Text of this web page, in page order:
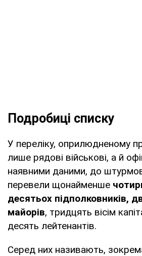
Подробиці списку
У переліку, оприлюдненому
лише рядові військові, а й
наявними даними, до
перевели щонайменше
десятьох підполковників,
майорів, тридцять вісім
десять лейтенантів.
Серед них називають,